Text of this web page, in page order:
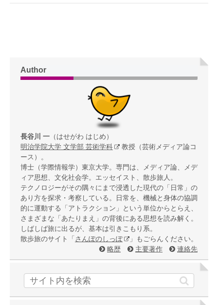
Author
長谷川 一 （はせがわ はじめ）
明治学院大学 文学部 芸術学科
教授（芸術メディア論コ
ース）。
博士（学際情報学）東京大学。専門は、メディア論、メデ
ィア思想、文化社会学。エッセイスト、散歩旅人。
テクノロジーがその隅々にまで浸透した現代の「日常」の
あり方を探求・考察している。日常を、機械と身体の協調
的に運動する「アトラクション」という単位からとらえ、
さまざまな「あたりまえ」の背後にある思想を読み解く。
しばしば旅に出るが、基本は引きこもり系。
散歩旅のサイト「 さんぽのしっぽ
」もごらんください。
略歴
主要著作 連絡先